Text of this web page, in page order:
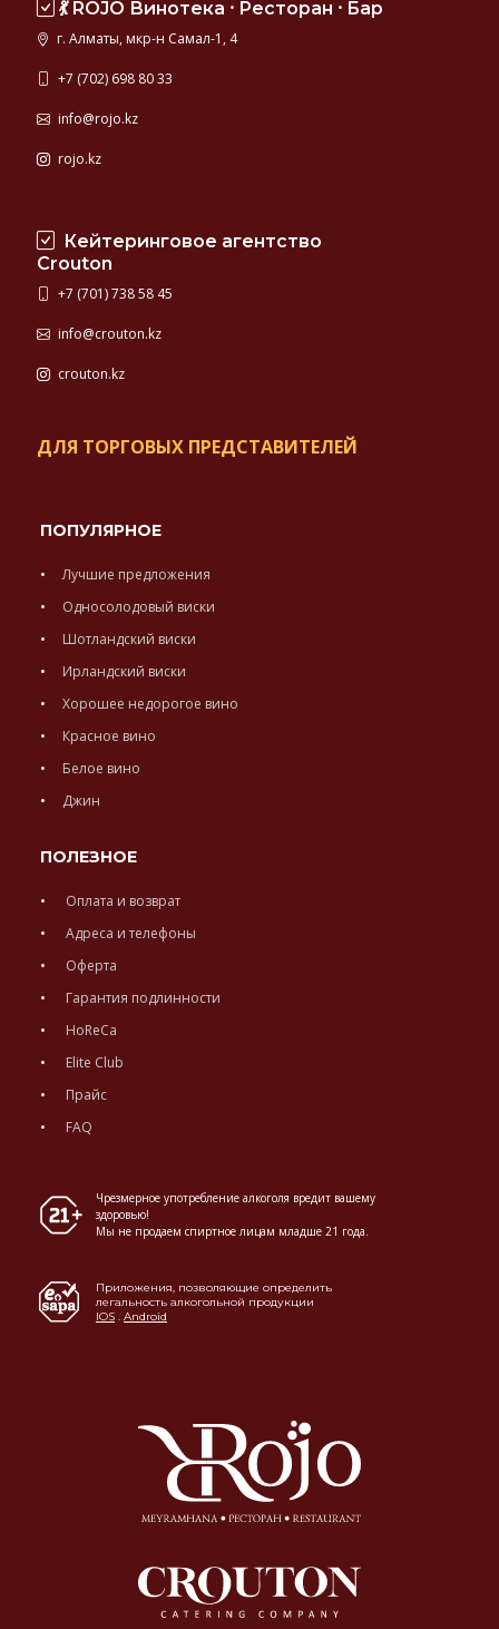
💃 ROJO Винотека ⸱ Ресторан ⸱ Бар
г. Алматы, мкр-н Самал-1, 4
+7 (702) 698 80 33
info@rojo.kz
rojo.kz
Кейтеринговое агентство
Crouton
+7 (701) 738 58 45
info@crouton.kz
crouton.kz
ДЛЯ ТОРГОВЫХ ПРЕДСТАВИТЕЛЕЙ
ПОПУЛЯРНОЕ
Лучшие предложения
Односолодовый виски
Шотландский виски
Ирландский виски
Хорошее недорогое вино
Красное вино
Белое вино
Джин
ПОЛЕЗНОЕ
Оплата и возврат
Адреса и телефоны
Оферта
Гарантия подлинности
HoReCa
Elite Club
Прайс
FAQ
Чрезмерное употребление алкоголя вредит вашему
здоровью!
Мы не продаем спиртное лицам младше 21 года.
Приложения, позволяющие определить
легальность алкогольной продукции
IOS . Android